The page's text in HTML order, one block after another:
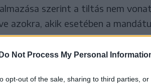
Do Not Process My Personal
opt-out of the sale, sharing to third parties,
szerint a tiltás nem
azokra, akik esetében a
Mint mondta, a kormány